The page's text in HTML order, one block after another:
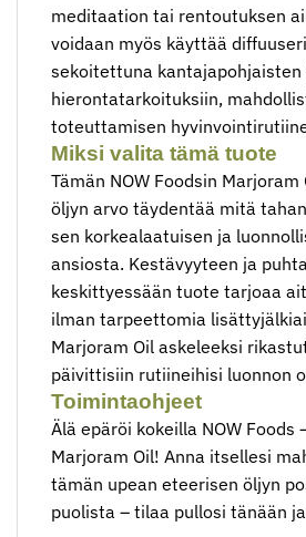
meditaation tai rentoutuksen
voidaan myös käyttää
sekoitettuna kantajapohjaisten
hierontatarkoituksiin,
toteuttamisen
Miksi valita tämä tuote
Tämän NOW Foodsin
öljyn arvo täydentää mitä
sen korkealaatuisen ja
ansiosta. Kestävyyteen ja
keskittyessään tuote tarjoaa
ilman tarpeettomia
Marjoram Oil askeleeksi
päivittisiin rutiineihisi luonnon
Toimintaohjeet
Älä epäröi kokeilla NOW Foods
Marjoram Oil! Anna itsellesi
tämän upean eteerisen öljyn
puolista – tilaa pullosi tänään